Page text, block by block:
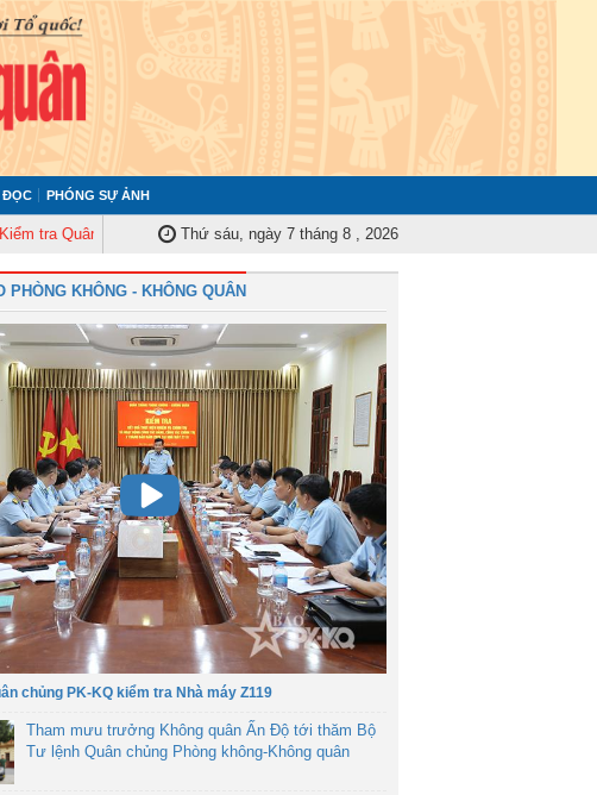
ĐỌC PHÓNG SỰ ẢNH
Quân ủy Trung ương tập huấn nghiệp vụ công tác kiểm tra, giám sát năm 2025
Thứ sáu, ngày 7 tháng 8 , 2026
PHÒNG KHÔNG - KHÔNG QUÂN
chủng PK-KQ kiểm tra Nhà máy Z119
Tham mưu trưởng Không quân Ấn Độ tới thăm Bộ
Tư lệnh Quân chủng Phòng không-Không quân